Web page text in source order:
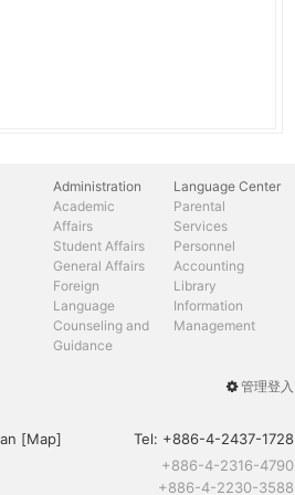
Administration
Academic
Affairs
Student Affairs
General Affairs
Foreign
Language
Counseling and
Guidance
Parental
Services
Personnel
Accounting
Library
Information
Management
Language Center
User
menu
管理登入
[Map] Tel: +886-4-2437-1728
+886-4-2316-4790
+886-4-2230-3588